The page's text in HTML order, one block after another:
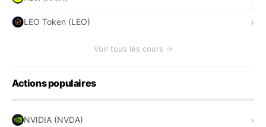
LEO Token (LEO)
Voir tous les cours →
Actions populaires
NVIDIA (NVDA)